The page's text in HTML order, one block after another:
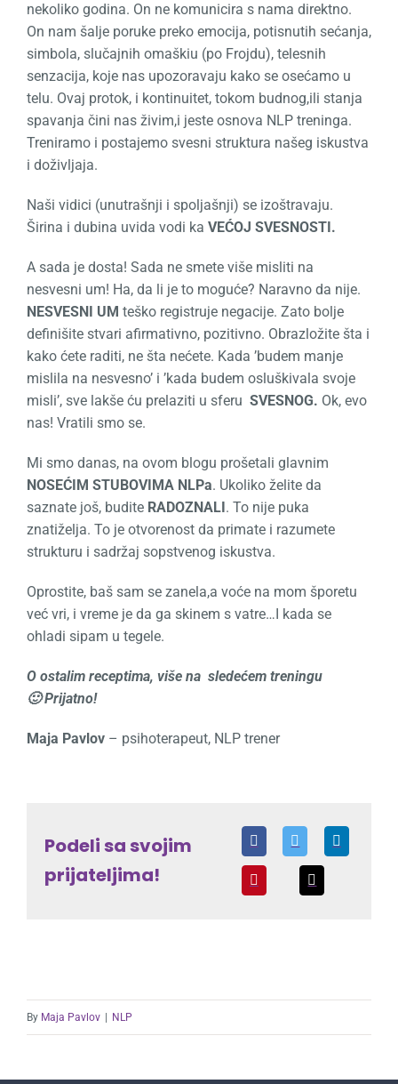
nekoliko godina. On ne komunicira s nama direktno.
On nam šalje poruke preko emocija, potisnutih sećanja,
simbola, slučajnih omaškiu (po Frojdu), telesnih
senzacija, koje nas upozoravaju kako se osećamo u
telu. Ovaj protok, i kontinuitet, tokom budnog,ili stanja
spavanja čini nas živim,i jeste osnova NLP treninga.
Treniramo i postajemo svesni struktura našeg iskustva
i doživljaja.
Naši vidici (unutrašnji i spoljašnji) se izoštravaju.
Širina i dubina uvida vodi ka VEĆOJ SVESNOSTI.
A sada je dosta! Sada ne smete više misliti na
nesvesni um! Ha, da li je to moguće? Naravno da nije.
NESVESNI UM teško registruje negacije. Zato bolje
definišite stvari afirmativno, pozitivno. Obrazložite šta i
kako ćete raditi, ne šta nećete. Kada ’budem manje
mislila na nesvesno’ i ’kada budem osluškivala svoje
misli’, sve lakše ću prelaziti u sferu SVESNOG. Ok, evo
nas! Vratili smo se.
Mi smo danas, na ovom blogu prošetali glavnim
NOSEĆIM STUBOVIMA NLPa. Ukoliko želite da
saznate još, budite RADOZNALI. To nije puka
znatiželja. To je otvorenost da primate i razumete
strukturu i sadržaj sopstvenog iskustva.
Oprostite, baš sam se zanela,a voće na mom šporetu
već vri, i vreme je da ga skinem s vatre…I kada se
ohladi sipam u tegele.
O ostalim receptima, više na sledećem treningu
🙂Prijatno!
Maja Pavlov – psihoterapeut, NLP trener
Podeli sa svojim
prijateljima!
By Maja Pavlov | NLP